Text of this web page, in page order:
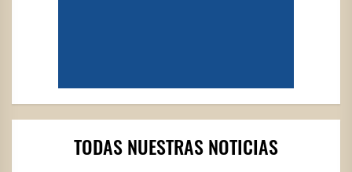
TODAS NUESTRAS NOTICIAS